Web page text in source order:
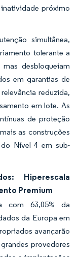
próximo
simultânea,
tolerante a
desbloqueiam
em garantias de
reduzida,
em lote. As
de proteção
as construções
Nível 4 em sub-
Hiperescala
Premium
com 63,05% da
da Europa em
avançarão
provedores